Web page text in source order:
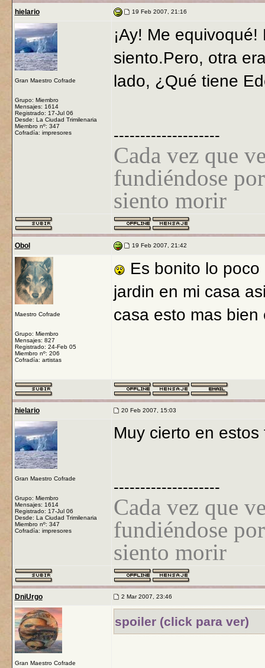
hielario 19 Feb 2007, 21:16
Gran Maestro Cofrade
Grupo: Miembro
Mensajes: 1614
Registrado: 17-Jul 06
Desde: La Ciudad Trimilenaria
Miembro nº: 347
Cofradía: impresores
¡Ay! Me
siento.Pero, otra
lado, ¿Qué tiene
--------------------
Cada vez que
fundiéndose
siento morir
Obol 19 Feb 2007, 21:42
Maestro Cofrade
Grupo: Miembro
Mensajes: 827
Registrado: 24-Feb 05
Miembro nº: 206
Cofradía: artistas
Es bonito lo
jardin en mi casa
casa esto mas
hielario 20 Feb 2007, 15:03
Gran Maestro Cofrade
Grupo: Miembro
Mensajes: 1614
Registrado: 17-Jul 06
Desde: La Ciudad Trimilenaria
Miembro nº: 347
Cofradía: impresores
Muy cierto en
--------------------
Cada vez que
fundiéndose
siento morir
DniUrgo 2 Mar 2007, 23:46
Gran Maestro Cofrade
spoiler (click para ver)